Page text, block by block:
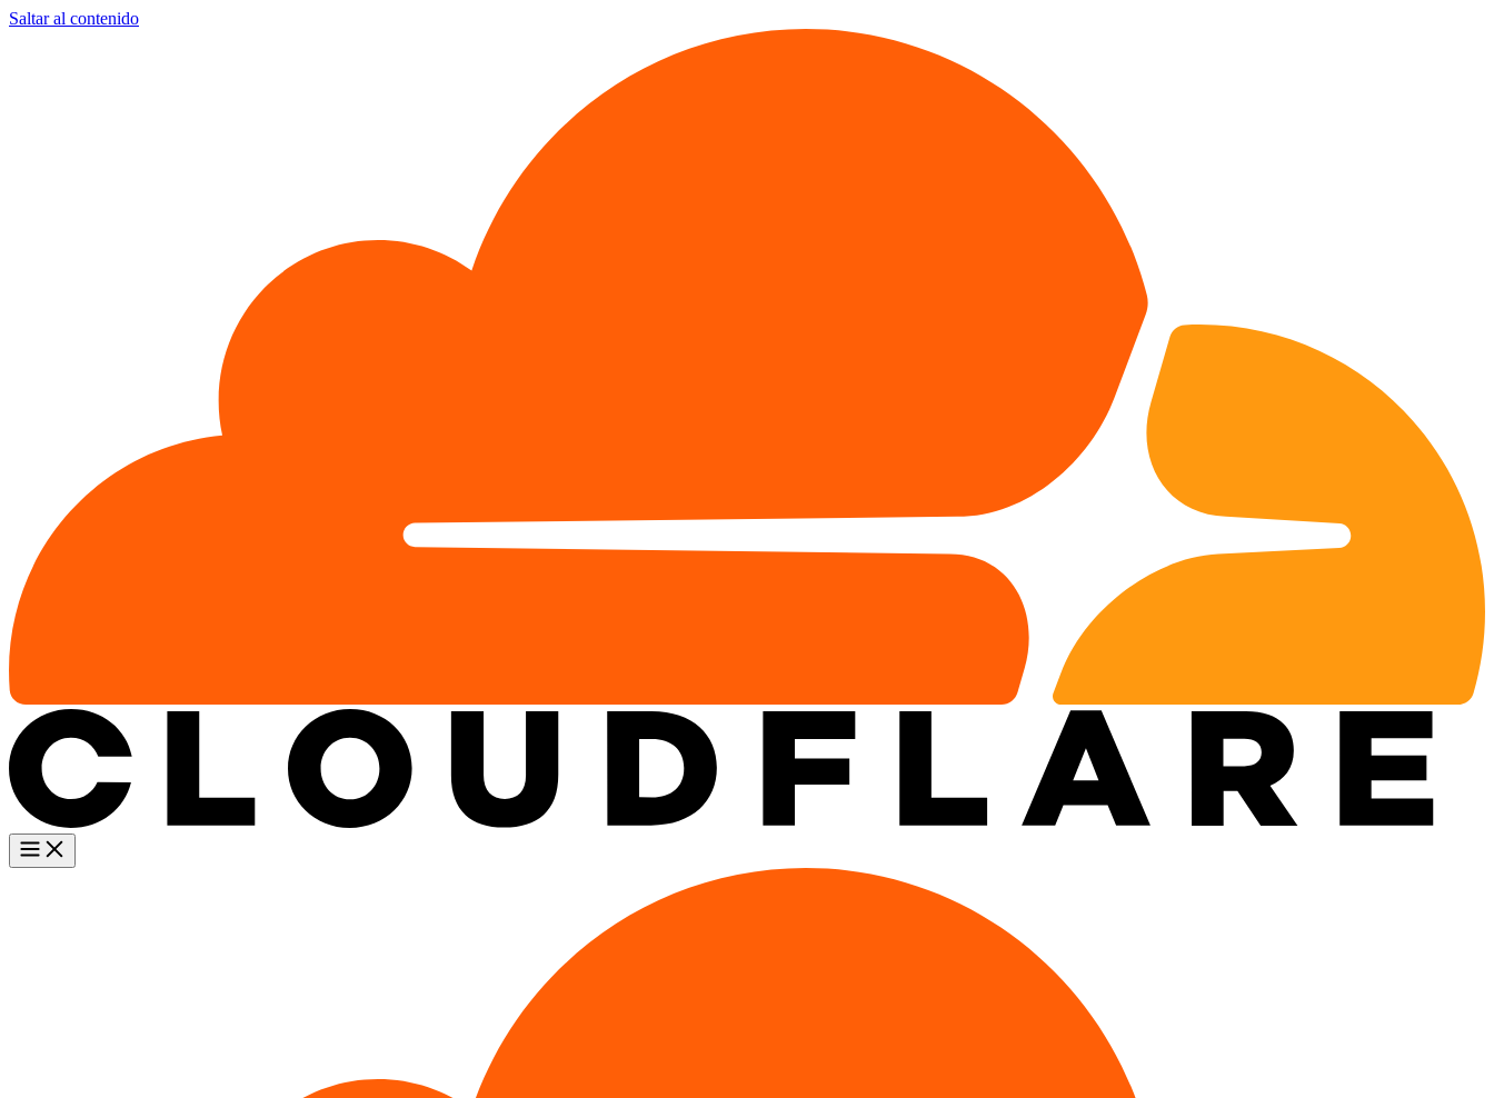
Saltar al contenido